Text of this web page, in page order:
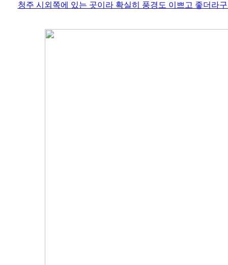
청주 시외쪽에 있는 곳이라 확실히 풍경도 이쁘고 좋더라